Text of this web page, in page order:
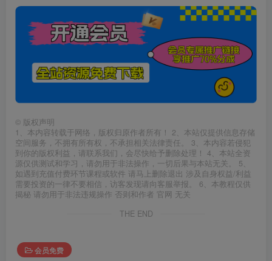
© 版权声明
1、本内容转载于网络，版权归原作者所有！ 2、本站仅提供信息存储
空间服务，不拥有所有权，不承担相关法律责任。 3、本内容若侵犯
到你的版权利益，请联系我们，会尽快给予删除处理！ 4、本站全资
源仅供测试和学习，请勿用于非法操作，一切后果与本站无关。 5、
如遇到充值付费环节课程或软件 请马上删除退出 涉及自身权益/利益
需要投资的一律不要相信，访客发现请向客服举报。 6、本教程仅供
揭秘 请勿用于非法违规操作 否则和作者 官网 无关
THE END
会员免费